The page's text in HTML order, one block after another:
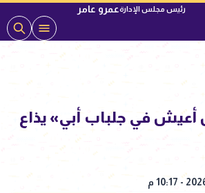
رئيس مجلس الإدارةعمرو عامر
في جلباب أبي» يذاع